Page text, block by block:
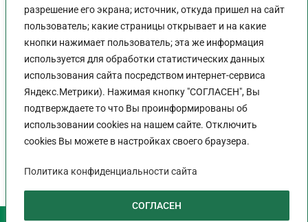
разрешение его экрана; источник, откуда пришел на сайт
пользователь; какие страницы открывает и на какие
кнопки нажимает пользователь; эта же информация
используется для обработки статистических данных
использования сайта посредством интернет-сервиса
Яндекс.Метрики). Нажимая кнопку "СОГЛАСЕН", Вы
подтверждаете то что Вы проинформированы об
использовании cookies на нашем сайте. Отключить
cookies Вы можете в настройках своего браузера.
Политика конфиденциальности сайта
СОГЛАСЕН
График работы
Пн-Пт:9:00 - 18:00
Перерыв:13:00 - 14:00
Выходной:Сб - Вс